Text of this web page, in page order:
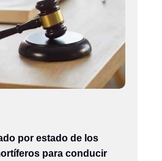
por estado de los
para conducir